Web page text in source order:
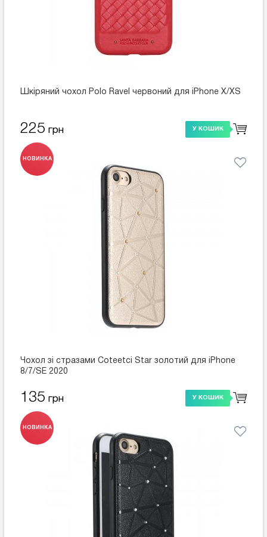
Шкіряний чохол Polo Ravel червоний для iPhone X/XS
225 грн У КОШИК
НОВИНКА
Чохол зі стразами Coteetci Star золотий для iPhone
8/7/SE 2020
135 грн У КОШИК
НОВИНКА